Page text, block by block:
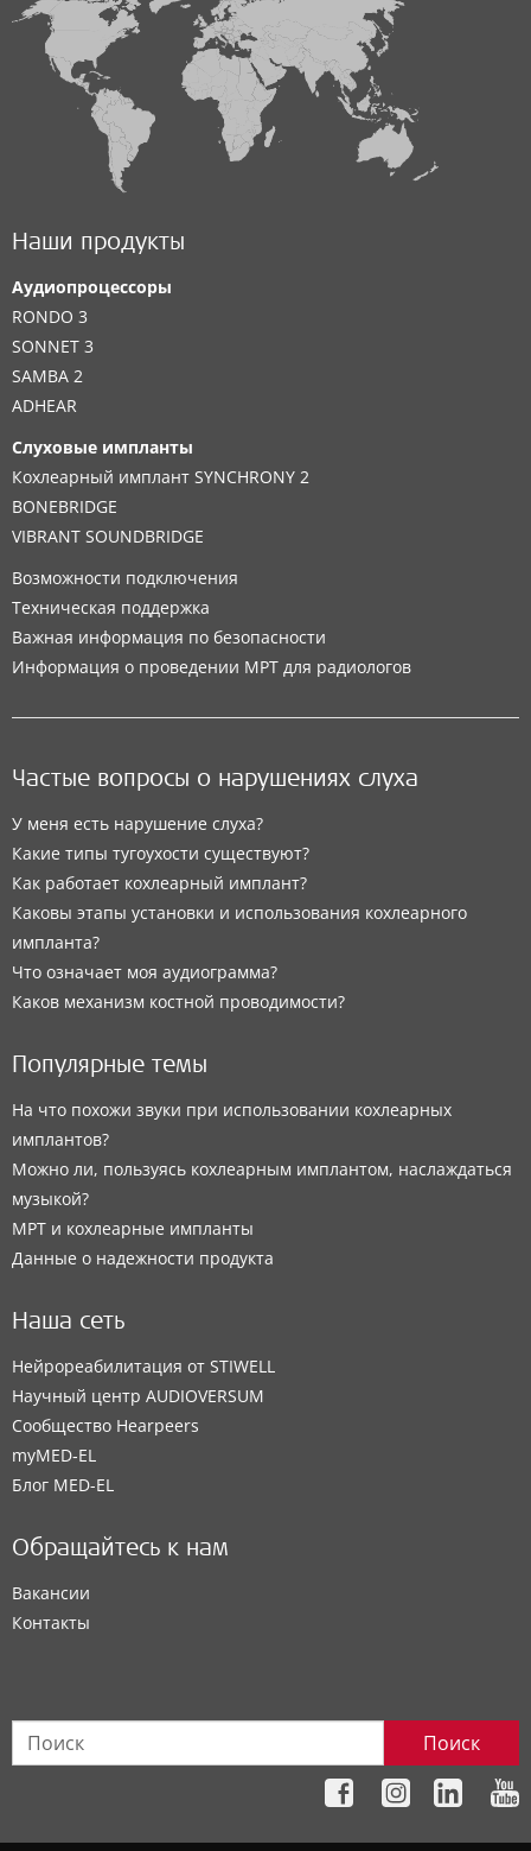
Наши продукты
Аудиопроцессоры
RONDO 3
SONNET 3
SAMBA 2
ADHEAR
Слуховые импланты
Кохлеарный имплант SYNCHRONY 2
BONEBRIDGE
VIBRANT SOUNDBRIDGE
Возможности подключения
Техническая поддержка
Важная информация по безопасности
Информация о проведении МРТ для радиологов
Частые вопросы о нарушениях слуха
У меня есть нарушение слуха?
Какие типы тугоухости существуют?
Как работает кохлеарный имплант?
Каковы этапы установки и использования кохлеарного
импланта?
Что означает моя аудиограмма?
Каков механизм костной проводимости?
Популярные темы
На что похожи звуки при использовании кохлеарных
имплантов?
Можно ли, пользуясь кохлеарным имплантом, наслаждаться
музыкой?
МРТ и кохлеарные импланты
Данные о надежности продукта
Наша сеть
Нейрореабилитация от STIWELL
Научный центр AUDIOVERSUM
Сообщество Hearpeers
myMED‑EL
Блог MED-EL
Обращайтесь к нам
Вакансии
Контакты
Поиск